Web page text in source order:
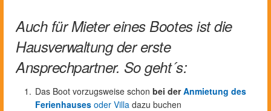
Auch für Mieter eines Bootes ist die
Hausverwaltung der erste
Ansprechpartner. So geht´s:
Das Boot vorzugsweise schon bei derAnmietung des
Ferienhauses oder Villa dazu buchen